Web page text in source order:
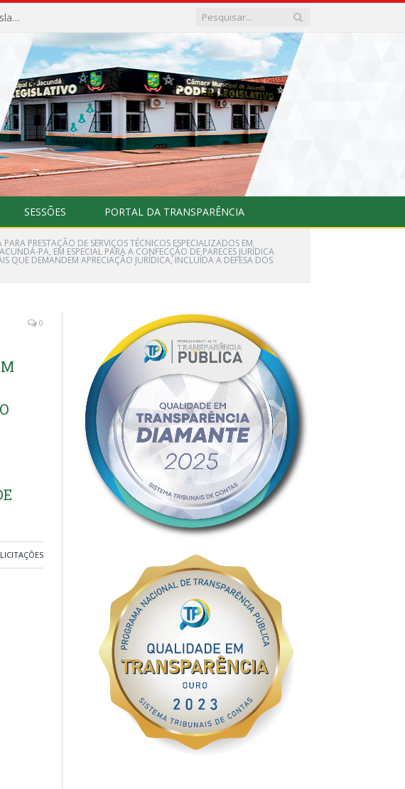
Câmara Municipal de Jacundá abre oficialmente os trabalhos legislativos de 2026
SESSÕES PORTAL DA TRANSPARÊNCIA
PRESTAÇÃO DE SERVIÇOS TÉCNICOS ESPECIALIZADOS EM
PA, EM ESPECIAL PARA A CONFECÇÃO DE PARECES JURÍDICA
QUE DEMANDEM APRECIAÇÃO JURÍDICA, INCLUÍDA A DEFESA DOS
0
LICITAÇÕES